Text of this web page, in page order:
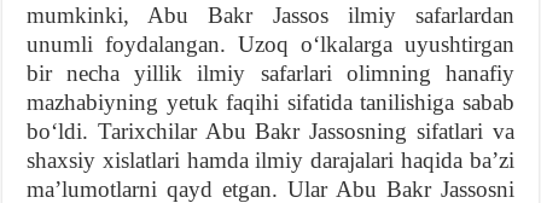
mumkinki, Abu Bakr Jassos ilmiy safarlardan
unumli foydalangan. Uzoq o‘lkalarga uyushtirgan
bir necha yillik ilmiy safarlari olimning hanafiy
mazhabiyning yetuk faqihi sifatida tanilishiga sabab
bo‘ldi. Tarixchilar Abu Bakr Jassosning sifatlari va
shaxsiy xislatlari hamda ilmiy darajalari haqida ba’zi
ma’lumotlarni qayd etgan. Ular Abu Bakr Jassosni